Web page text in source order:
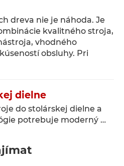
dreva nie je náhoda. Je
kvalitného stroja,
vhodného
obsluhy. Pri
dielne
do stolárskej dielne a
potrebuje moderný …